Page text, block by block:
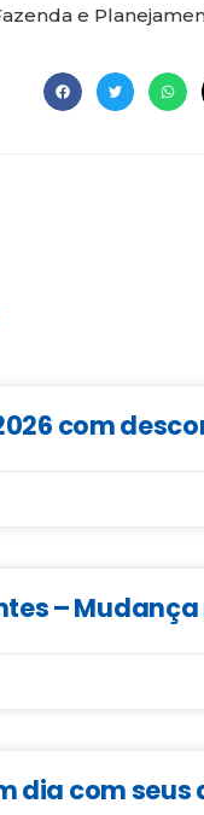
e
com
– Mudança
dia com